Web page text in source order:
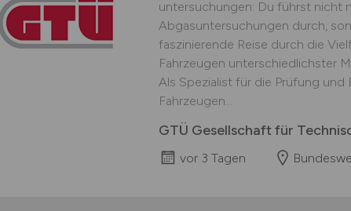
untersuchungen: Du führst nicht
Abgasuntersuchungen durch,
faszinierende Reise durch die
Fahrzeugen unterschiedlichster
Als Spezialist für die Prüfung
Fahrzeugen...
GTÜ Gesellschaft für
vor 3 Tagen